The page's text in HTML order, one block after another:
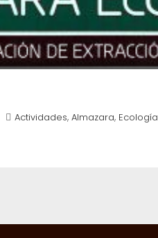
Actividades, Almazara, Ecología